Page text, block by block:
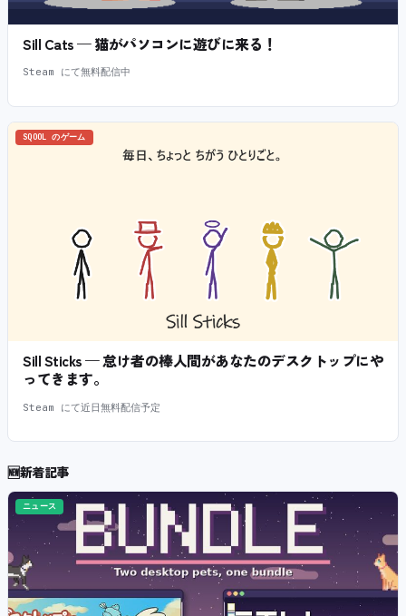
Sill Cats — 猫がパソコンに遊びに来る！
Steam にて無料配信中
SQOOL のゲーム
Sill Sticks — 怠け者の棒人間があなたのデスクトップにや
ってきます。
Steam にて近日無料配信予定
🆕新着記事
ニュース